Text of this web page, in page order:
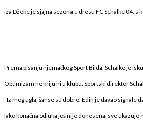
Iza Džeke je sjajna sezona u dresu FC Schalke 04,
Prema pisanju njemačkog Sport Bilda, Schalke je
Optimizam ne kriju ni u klubu. Sportski direktor
"Iz mog ugla, šanse su dobre. Edin je davao signale
Iako konačna odluka još nije donesena, sve